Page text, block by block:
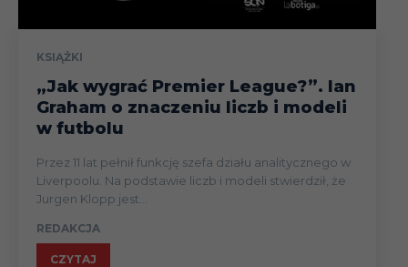
KSIĄŻKI
„Jak wygrać Premier League?”. Ian
Graham o znaczeniu liczb i modeli
w futbolu
Przez 11 lat pełnił funkcję szefa działu analitycznego w
Liverpoolu. Na podstawie liczb i modeli stwierdził, że
Jurgen Klopp jest...
REDAKCJA
CZYTAJ